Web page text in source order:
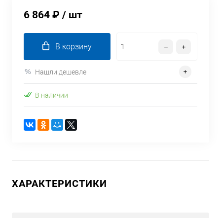
6 864 ₽ / шт
В корзину
Нашли дешевле
В наличии
ХАРАКТЕРИСТИКИ